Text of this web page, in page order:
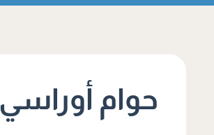
حوام أوراسي